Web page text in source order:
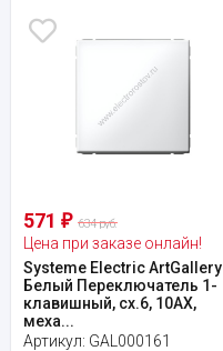
571 ₽ 634 руб.
Цена при заказе онлайн!
Systeme Electric ArtGallery
Белый Переключатель 1-
клавишный, сх.6, 10АХ,
меха...
Артикул: GAL000161